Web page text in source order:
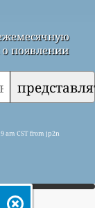
появлении
am CST from jp2n